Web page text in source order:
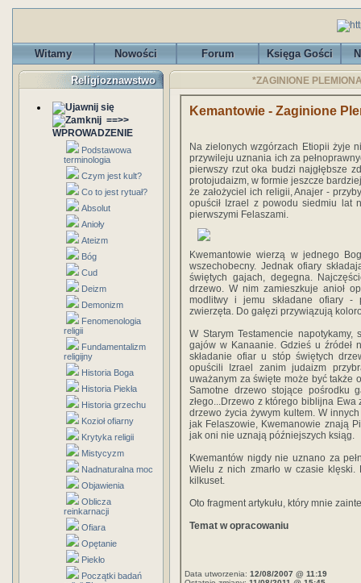
Witamy Nowości Forum Księga Gości
Religioznawstwo
==>>
WPROWADZENIE
Podstawowa
terminologia
Czym jest kult?
Co to jest rytuał?
Absolut
Anioły
Ateizm
Bóg
Cud
Deizm
Demonizm
Fenomenologia
religii
Fundamentalizm
religijny
Historia Boga
Historia Piekła
Historia grzechu
Kozioł ofiarny
Krytyka religii
Mistycyzm
Nadnaturalna moc
Objawienia
Oblicza
reinkarnacji
Ofiara
Opętanie
Piekło
Początki badań
*ZAGINIONE
Kemantowie - Zaginione
Na zielonych wzgórzach Etiopii żyje
przywileju uznania ich za
pierwszy rzut oka budzi najgłębsze
protojudaizm, w formie jeszcze
że założyciel ich religii, Anajer -
opuścił Izrael z powodu siedmiu lat
pierwszymi Felaszami.
Kwemantowie wierzą w jednego
wszechobecny. Jednak ofiary
świętych gajach, degegna.
drzewo. W nim zamieszkuje anioł
modlitwy i jemu składane ofiary -
zwierzęta. Do gałęzi przywiązują
W Starym Testamencie napotykamy,
gajów w Kanaanie. Gdzieś u źródeł
składanie ofiar u stóp świętych
opuścili Izrael zanim judaizm
uważanym za święte może być także
Samotne drzewo stojące pośrodku
złego...Drzewo z którego biblijna
drzewo życia żywym kultem. W
jak Felaszowie, Kwemanowie znają
jak oni nie uznają późniejszych ksiąg.
Kwemantów nigdy nie uznano za
Wielu z nich zmarło w czasie
kilkuset.
Oto fragment artykułu, który mnie
Temat w opracowaniu
Data utworzenia: 12/08/2007 @ 11:19